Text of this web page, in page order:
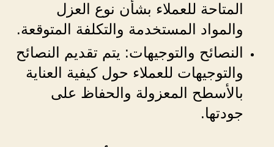
المتاحة للعملاء بشأن نوع العزل
والمواد المستخدمة والتكلفة المتوقعة.
النصائح والتوجيهات: يتم تقديم النصائح
والتوجيهات للعملاء حول كيفية العناية
بالأسطح المعزولة والحفاظ على
جودتها.